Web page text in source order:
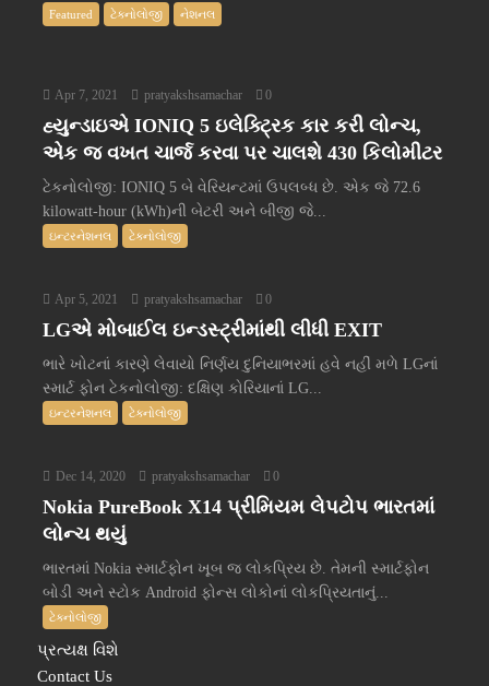
Featured ટેક્નોલોજી નેશનલ
Apr 7, 2021 pratyakshsamachar 0
હ્યુન્ડાઇએ IONIQ 5 ઇલેક્ટ્રિક કાર કરી લોન્ચ,
એક જ વખત ચાર્જ કરવા પર ચાલશે 430 કિલોમીટર
ટેકનોલોજી: IONIQ 5 બે વેરિયન્ટમાં ઉપલબ્ધ છે. એક જે 72.6
kilowatt-hour (kWh)ની બેટરી અને બીજી જે...
ઇન્ટરનેશનલ ટેક્નોલોજી
Apr 5, 2021 pratyakshsamachar 0
LGએ મોબાઈલ ઇન્ડસ્ટ્રીમાંથી લીધી EXIT
ભારે ખોટનાં કારણે લેવાયો નિર્ણય દુનિયાભરમાં હવે નહીં મળે LGનાં
સ્માર્ટ ફોન ટેકનોલોજી: દક્ષિણ કોરિયાનાં LG...
ઇન્ટરનેશનલ ટેક્નોલોજી
Dec 14, 2020 pratyakshsamachar 0
Nokia PureBook X14 પ્રીમિયમ લેપટોપ ભારતમાં
લોન્ચ થયું
ભારતમાં Nokia સ્માર્ટફોન ખૂબ જ લોકપ્રિય છે. તેમની સ્માર્ટફોન
બોડી અને સ્ટોક Android ફોન્સ લોકોનાં લોકપ્રિયતાનું...
ટેક્નોલોજી
પ્રત્યક્ષ વિશે
Contact Us